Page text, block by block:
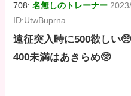
708:名無しのトレーナー
ID:UtwBuprna
遠征突入時に500欲しい🥺
400未満はあきらめ🥺